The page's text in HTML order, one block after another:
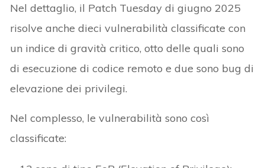
Nel dettaglio, il Patch Tuesday di giugno 2025
risolve anche dieci vulnerabilità classificate con
un indice di gravità critico, otto delle quali sono
di esecuzione di codice remoto e due sono bug di
elevazione dei privilegi.
Nel complesso, le vulnerabilità sono così
classificate: